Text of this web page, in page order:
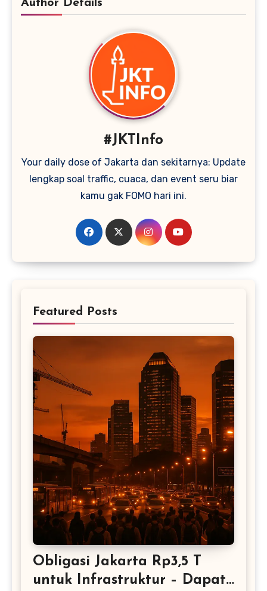
Author Details
#JKTInfo
Your daily dose of Jakarta dan sekitarnya: Update
lengkap soal traffic, cuaca, dan event seru biar
kamu gak FOMO hari ini.
Featured Posts
Obligasi Jakarta Rp3,5 T
untuk Infrastruktur – Dapat